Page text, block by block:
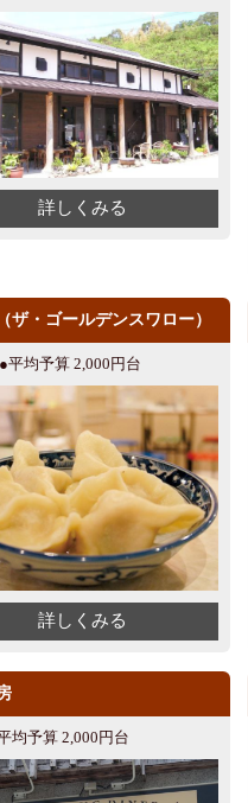
詳しくみる
ザ・ゴールデンスワロー）
平均予算 2,000円台
詳しくみる
均予算 2,000円台